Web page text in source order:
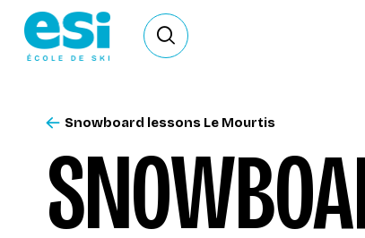
Ouvrir le formulaire de
Snowboard lessons Le Mourtis